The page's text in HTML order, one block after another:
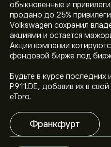
обыкновенные и
продано до 25%
Volkswagen сохранил
акциями и остается
Акции компании
фондовой бирже под
Будьте в курсе
P911.DE, добавив их в
eToro.
Франкфурт
Текущая цена акции
43.31‎€‎.
получить подробные
аналитиков.
Аналитики предоставляют
Porsche AG, основываясь
финансовых отчетах и
Ознакомьтесь с
Рыночная капитализация
сейчас недоступны)